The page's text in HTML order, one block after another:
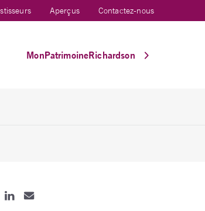
Aperçus Contactez-nous
MonPatrimoineRichardson